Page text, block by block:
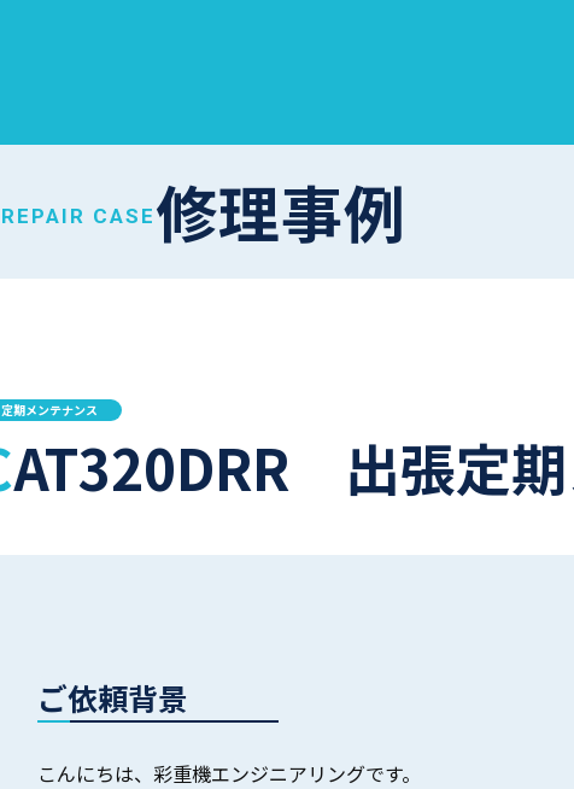
REPAIR CASE 修理事例
定期メンテナンス
CAT320DRR 出張定
ご依頼背景
こんにちは、彩重機エンジニアリングです。